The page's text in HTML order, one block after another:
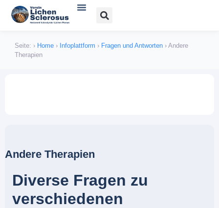
Seite: › Home › Infoplattform › Fragen und Antworten › Andere
Therapien
Andere Therapien
Diverse Fragen zu
verschiedenen